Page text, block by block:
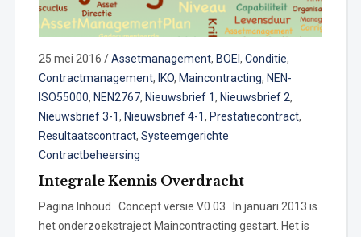
25 mei 2016 /Assetmanagement, BOEI, Conditie,
Contractmanagement, IKO, Maincontracting, NEN-
ISO55000, NEN2767, Nieuwsbrief 1, Nieuwsbrief 2,
Nieuwsbrief 3-1, Nieuwsbrief 4-1, Prestatiecontract,
Resultaatscontract, Systeemgerichte
Contractbeheersing
Integrale Kennis Overdracht
Pagina Inhoud Concept versie V0.03 In januari 2013 is
het onderzoekstraject Maincontracting gestart. Het is